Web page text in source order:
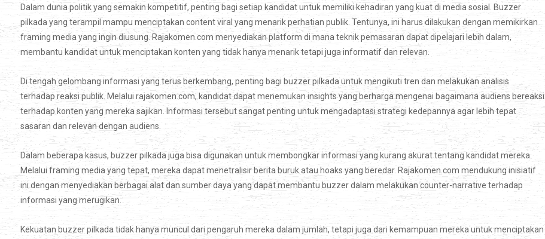
Dalam dunia politik yang semakin kompetitif, penting bagi setiap kandidat untuk memiliki kehadiran yang kuat di media sosial. Buzzer
pilkada yang terampil mampu menciptakan content viral yang menarik perhatian publik. Tentunya, ini harus dilakukan dengan memikirkan
framing media yang ingin diusung. Rajakomen.com menyediakan platform di mana teknik pemasaran dapat dipelajari lebih dalam,
membantu kandidat untuk menciptakan konten yang tidak hanya menarik tetapi juga informatif dan relevan.
Di tengah gelombang informasi yang terus berkembang, penting bagi buzzer pilkada untuk mengikuti tren dan melakukan analisis
terhadap reaksi publik. Melalui rajakomen.com, kandidat dapat menemukan insights yang berharga mengenai bagaimana audiens bereaksi
terhadap konten yang mereka sajikan. Informasi tersebut sangat penting untuk mengadaptasi strategi kedepannya agar lebih tepat
sasaran dan relevan dengan audiens.
Dalam beberapa kasus, buzzer pilkada juga bisa digunakan untuk membongkar informasi yang kurang akurat tentang kandidat mereka.
Melalui framing media yang tepat, mereka dapat menetralisir berita buruk atau hoaks yang beredar. Rajakomen.com mendukung inisiatif
ini dengan menyediakan berbagai alat dan sumber daya yang dapat membantu buzzer dalam melakukan counter-narrative terhadap
informasi yang merugikan.
Kekuatan buzzer pilkada tidak hanya muncul dari pengaruh mereka dalam jumlah, tetapi juga dari kemampuan mereka untuk menciptakan